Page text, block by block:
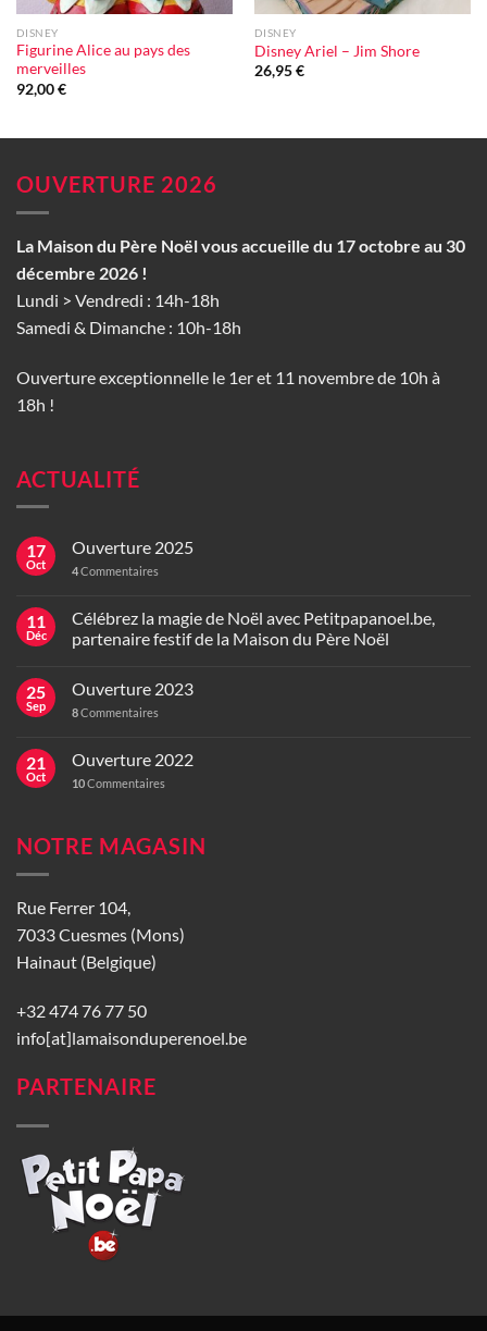
DISNEY
Figurine Alice au pays des
merveilles
92,00€
DISNEY
Disney Ariel – Jim Shore
26,95€
OUVERTURE 2026
La Maison du Père Noël vous accueille du 17 octobre au 30
décembre 2026 !
Lundi > Vendredi : 14h-18h
Samedi & Dimanche : 10h-18h
Ouverture exceptionnelle le 1er et 11 novembre de 10h à
18h !
ACTUALITÉ
17
Oct
Ouverture 2025
4Commentaires
11
Déc
Célébrez la magie de Noël avec Petitpapanoel.be,
partenaire festif de la Maison du Père Noël
25
Sep
Ouverture 2023
8Commentaires
21
Oct
Ouverture 2022
10Commentaires
NOTRE MAGASIN
Rue Ferrer 104,
7033 Cuesmes (Mons)
Hainaut (Belgique)
+32 474 76 77 50
info[at]lamaisonduperenoel.be
PARTENAIRE